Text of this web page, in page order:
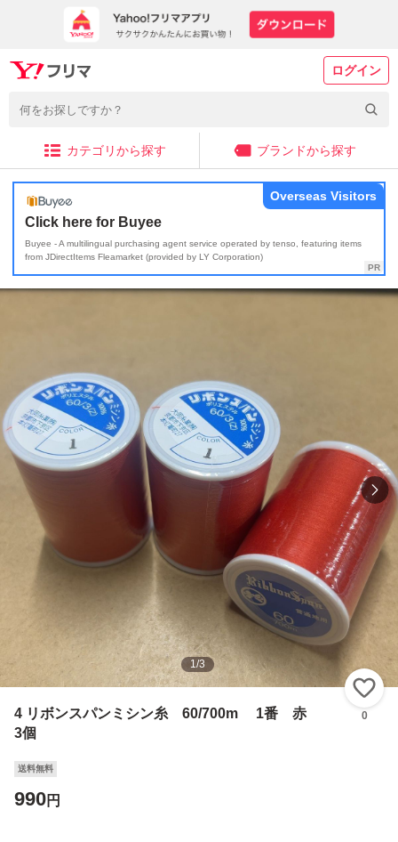
ログイン
カテゴリから探す ブランドから探す
Click here for Buyee
Buyee - A multilingual purchasing agent service operated by tenso, featuring items
from JDirectItems Fleamarket (provided by LY Corporation)
Overseas Visitors
1/3
4 リボンスパンミシン糸 60/700m 1番 赤
3個
0
送料無料
990円